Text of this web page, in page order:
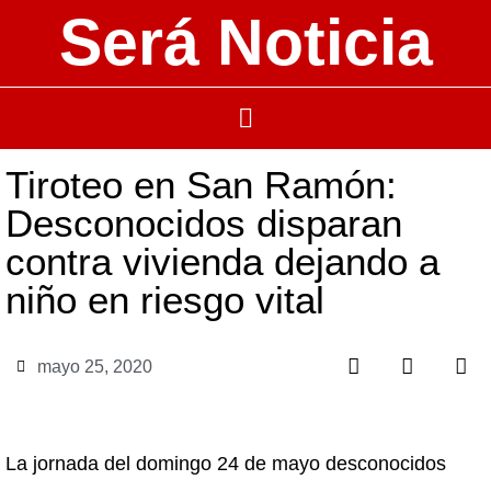
Será Noticia
Tiroteo en San Ramón:
Desconocidos disparan
contra vivienda dejando a
niño en riesgo vital
mayo 25, 2020
La jornada del domingo 24 de mayo desconocidos